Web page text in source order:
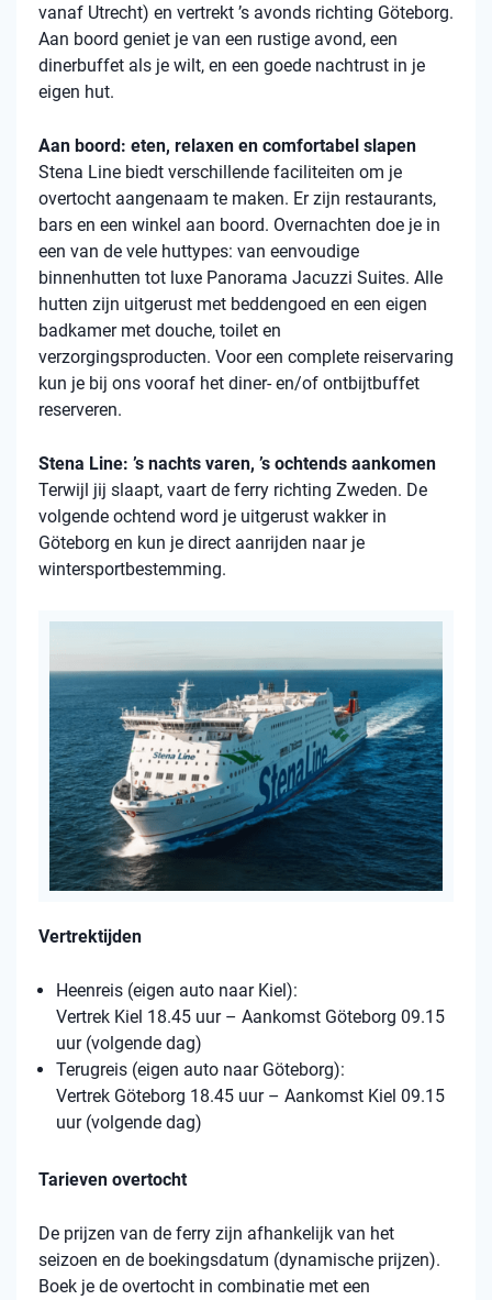
vanaf Utrecht) en vertrekt ’s avonds richting Göteborg.
Aan boord geniet je van een rustige avond, een
dinerbuffet als je wilt, en een goede nachtrust in je
eigen hut.
Aan boord: eten, relaxen en comfortabel slapen
Stena Line biedt verschillende faciliteiten om je
overtocht aangenaam te maken. Er zijn restaurants,
bars en een winkel aan boord. Overnachten doe je in
een van de vele huttypes: van eenvoudige
binnenhutten tot luxe Panorama Jacuzzi Suites. Alle
hutten zijn uitgerust met beddengoed en een eigen
badkamer met douche, toilet en
verzorgingsproducten. Voor een complete reiservaring
kun je bij ons vooraf het diner- en/of ontbijtbuffet
reserveren.
Stena Line: ’s nachts varen, ’s ochtends aankomen
Terwijl jij slaapt, vaart de ferry richting Zweden. De
volgende ochtend word je uitgerust wakker in
Göteborg en kun je direct aanrijden naar je
wintersportbestemming.
Vertrektijden
Heenreis (eigen auto naar Kiel):
Vertrek Kiel 18.45 uur – Aankomst Göteborg 09.15
uur (volgende dag)
Terugreis (eigen auto naar Göteborg):
Vertrek Göteborg 18.45 uur – Aankomst Kiel 09.15
uur (volgende dag)
Tarieven overtocht
De prijzen van de ferry zijn afhankelijk van het
seizoen en de boekingsdatum (dynamische prijzen).
Boek je de overtocht in combinatie met een